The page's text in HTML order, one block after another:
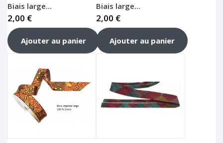
Biais large...
2,00 €
Ajouter au panier
Biais large...
2,00 €
Ajouter au panier